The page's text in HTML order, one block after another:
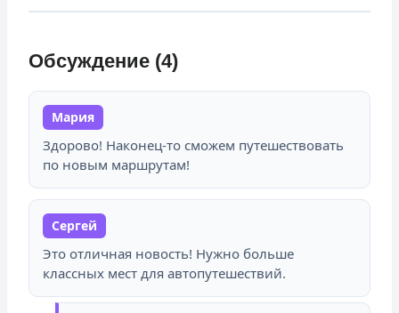
Обсуждение (4)
Мария
Здорово! Наконец-то сможем путешествовать
по новым маршрутам!
Сергей
Это отличная новость! Нужно больше
классных мест для автопутешествий.